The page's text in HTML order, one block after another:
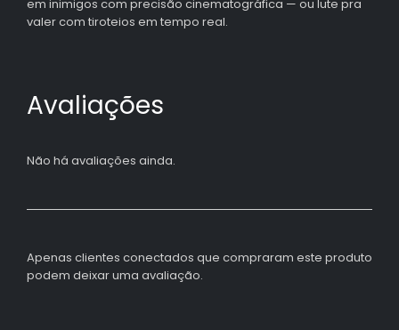
em inimigos com precisão cinematográfica — ou lute pra
valer com tiroteios em tempo real.
Avaliações
Não há avaliações ainda.
Apenas clientes conectados que compraram este produto
podem deixar uma avaliação.